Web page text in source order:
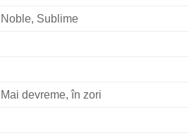
Noble, Sublime
Mai devreme, în zori